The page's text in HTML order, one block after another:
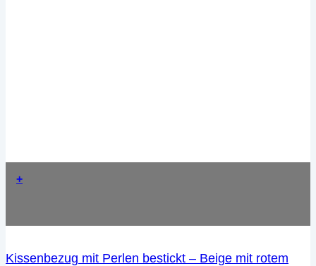
+
Kissenbezug mit Perlen bestickt – Beige mit rotem